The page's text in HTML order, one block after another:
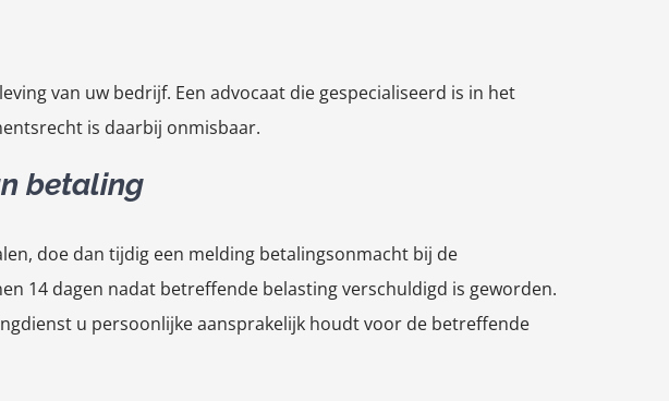
van uw bedrijf. Een advocaat die gespecialiseerd is in het
is daarbij onmisbaar.
betaling
doe dan tijdig een melding betalingsonmacht bij de
14 dagen nadat betreffende belasting verschuldigd is geworden.
u persoonlijke aansprakelijk houdt voor de betreffende